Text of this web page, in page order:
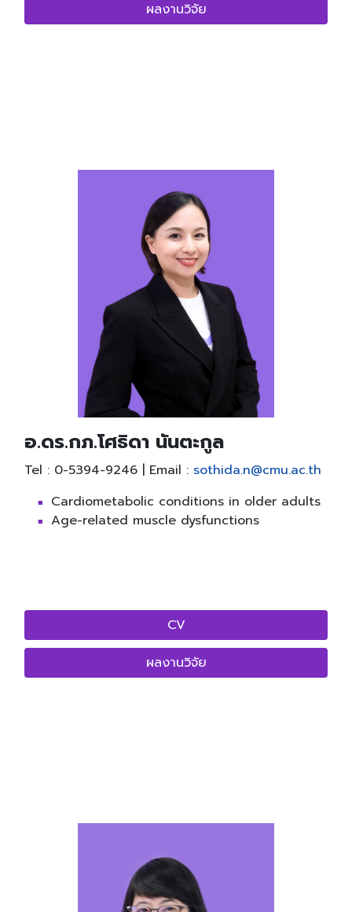
ผลงานวิจัย
อ.ดร.กภ.โศธิดา นันตะกูล
Tel : 0-5394-9246 | Email : sothida.n@cmu.ac.th
Cardiometabolic conditions in older adults
Age-related muscle dysfunctions
CV
ผลงานวิจัย